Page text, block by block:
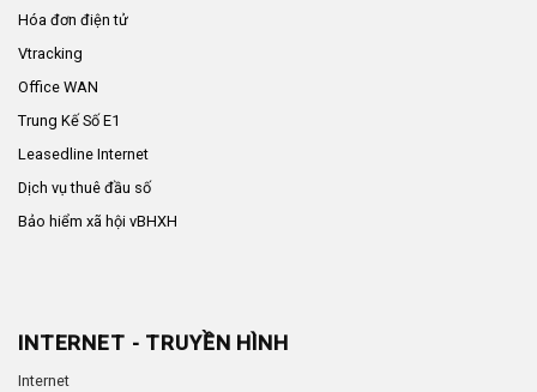
Hóa đơn điện tử
Vtracking
Office WAN
Trung Kế Số E1
Leasedline Internet
Dịch vụ thuê đầu số
Bảo hiểm xã hội vBHXH
INTERNET - TRUYỀN HÌNH
Internet